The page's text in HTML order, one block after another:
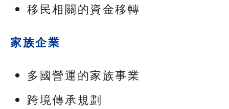
移民相關的資金移轉
家族企業
多國營運的家族事業
跨境傳承規劃